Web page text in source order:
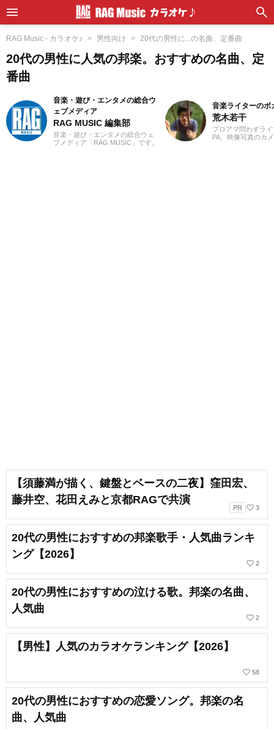
RAG Music - カラオケ♪ 男性向け 20代の男性に...の名曲、定番曲
20代の男性に人気の邦楽。おすすめの名曲、定
番曲
音楽・遊び・エンタメの総合ウ
ェブメディア
RAG MUSIC 編集部
音楽・遊び・エンタメの総合ウェ
ブメディア「RAG MUSIC」です。
音楽ライターのボ
荒木若干
プロアマ問わずラ
PA、映像写真のカ
【須藤満が描く、鍵盤とベースの二夜】窪田宏、
藤井空、花田えみと京都RAGで共演
PR favorite_border 3
20代の男性におすすめの邦楽歌手・人気曲ランキ
ング【2026】
favorite_border 2
20代の男性におすすめの泣ける歌。邦楽の名曲、
人気曲
favorite_border 2
【男性】人気のカラオケランキング【2026】
favorite_border 58
20代の男性におすすめの恋愛ソング。邦楽の名
曲、人気曲